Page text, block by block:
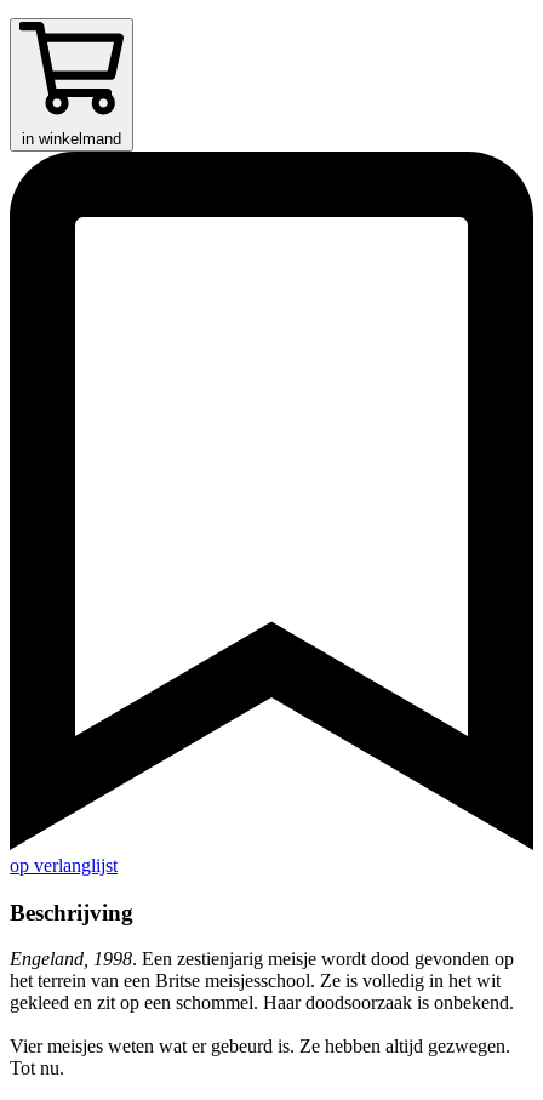
in winkelmand
op verlanglijst
Beschrijving
Engeland, 1998. Een zestienjarig meisje wordt dood gevonden op
het terrein van een Britse meisjesschool. Ze is volledig in het wit
gekleed en zit op een schommel. Haar doodsoorzaak is onbekend.
Vier meisjes weten wat er gebeurd is. Ze hebben altijd gezwegen.
Tot nu.